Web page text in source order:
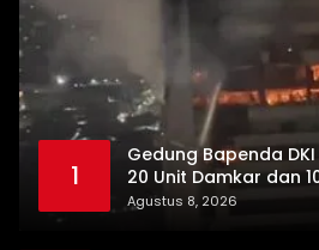
1
Gedung Bapenda
20 Unit Damkar dan
Dikerahkan
Agustus 8, 2026